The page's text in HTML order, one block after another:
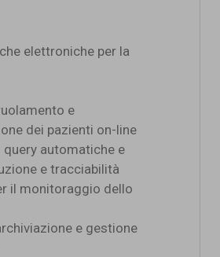
elettroniche per la
e
dei pazienti on-line
query automatiche e
e tracciabilità
il monitoraggio dello
e gestione